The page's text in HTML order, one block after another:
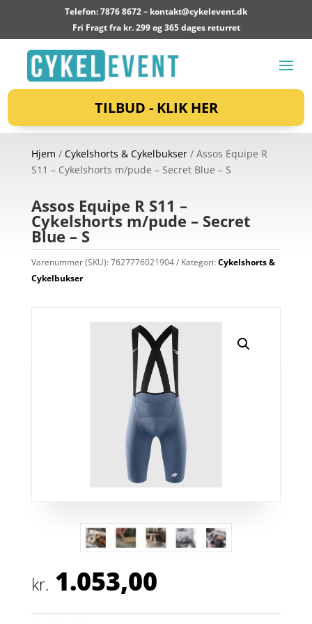
Telefon: 7876 8672 – kontakt@cykelevent.dk
Fri Fragt fra kr. 299 og 365 dages returret
TILBUD - KLIK HER
Hjem / Cykelshorts & Cykelbukser/ Assos Equipe R
S11 – Cykelshorts m/pude – Secret Blue – S
Assos Equipe R S11 –
Cykelshorts m/pude – Secret
Blue – S
Varenummer (SKU):7627776021904 Kategori:Cykelshorts &
Cykelbukser
kr. 1.053,00